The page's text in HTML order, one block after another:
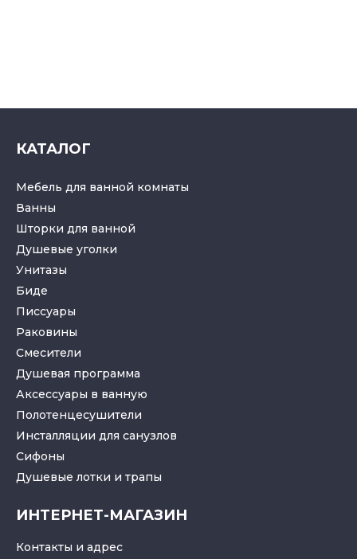
КАТАЛОГ
Мебель для ванной комнаты
Ванны
Шторки для ванной
Душевые уголки
Унитазы
Биде
Писсуары
Раковины
Смесители
Душевая программа
Аксессуары в ванную
Полотенцесушители
Инсталляции для санузлов
Cифоны
Душевые лотки и трапы
ИНТЕРНЕТ-МАГАЗИН
Контакты и адрес